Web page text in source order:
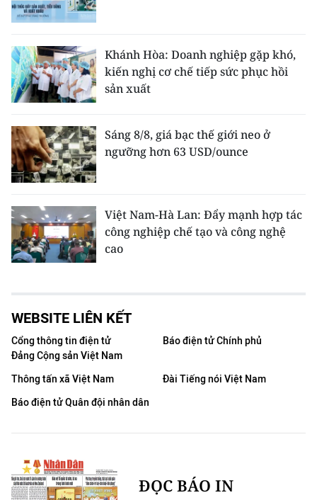
Khánh Hòa: Doanh nghiệp gặp khó,
kiến nghị cơ chế tiếp sức phục hồi
sản xuất
Sáng 8/8, giá bạc thế giới neo ở
ngưỡng hơn 63 USD/ounce
Việt Nam-Hà Lan: Đẩy mạnh hợp tác
công nghiệp chế tạo và công nghệ
cao
WEBSITE LIÊN KẾT
Cổng thông tin điện tử
Đảng Cộng sản Việt Nam
Báo điện tử Chính phủ
Thông tấn xã Việt Nam
Đài Tiếng nói Việt Nam
Báo điện tử Quân đội nhân dân
ĐỌC BÁO IN